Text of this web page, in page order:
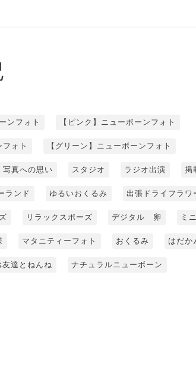
ンフォト 【ピンク】ニューボーンフォト
フォト 【グリーン】ニューボーンフォト
写真への思い スタジオ ラジオ出演 掲
ランド ゆるいおくるみ 出張ドライフラワ
リラックスポーズ デジタル 卵 ミ
マタニティーフォト おくるみ はだか
友達とねんね ナチュラルニューボーン